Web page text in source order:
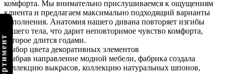
комфорта. Мы внимательно прислушиваемся к ощущениям
клиента и предлагаем максимально подходящий варианты
наполнения. Анатомия нашего дивана повторяет изгибы
вашего тела, что дарит неповторимое чувство комфорта,
которое длится годами.
Выбор цвета декоративных элементов
Выбрав направление модной мебели, фабрика создала
коллекцию выкрасов, коллекцию натуральных шпонов,